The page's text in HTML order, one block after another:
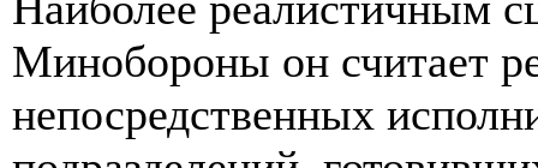
Минобороны он считает
непосредственных